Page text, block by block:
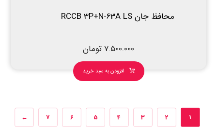
محافظ جان RCCB 3P+N-63A LS
7.500.000تومان
افزودن به سبد خرید
1
2
3
4
5
6
7
←